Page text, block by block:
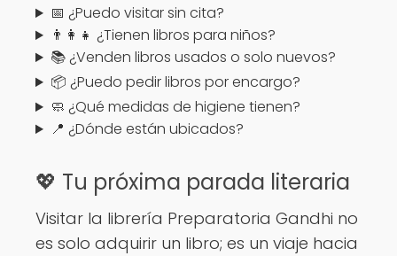
📅 ¿Puedo visitar sin cita?
👨‍👩‍👧 ¿Tienen libros para niños?
📚 ¿Venden libros usados o solo nuevos?
📦 ¿Puedo pedir libros por encargo?
🧼 ¿Qué medidas de higiene tienen?
📍 ¿Dónde están ubicados?
💖 Tu próxima parada literaria
Visitar la librería Preparatoria Gandhi no
es solo adquirir un libro; es un viaje hacia